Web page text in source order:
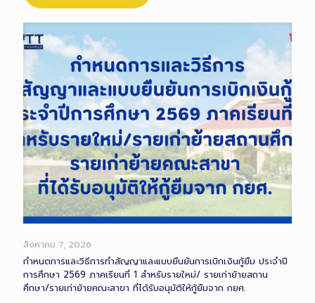
สิงหาคม 7, 2026
กำหนดการและวิธีการทำสัญญาและแบบยืนยันการเบิกเงินกู้ยืม ประจำปี
การศึกษา 2569 ภาคเรียนที่ 1 สำหรับรายใหม่/ รายเก่าย้ายสถาน
ศึกษา/รายเก่าย้ายคณะสาขา ที่ได้รับอนุมัติให้กู้ยืมจาก กยศ.